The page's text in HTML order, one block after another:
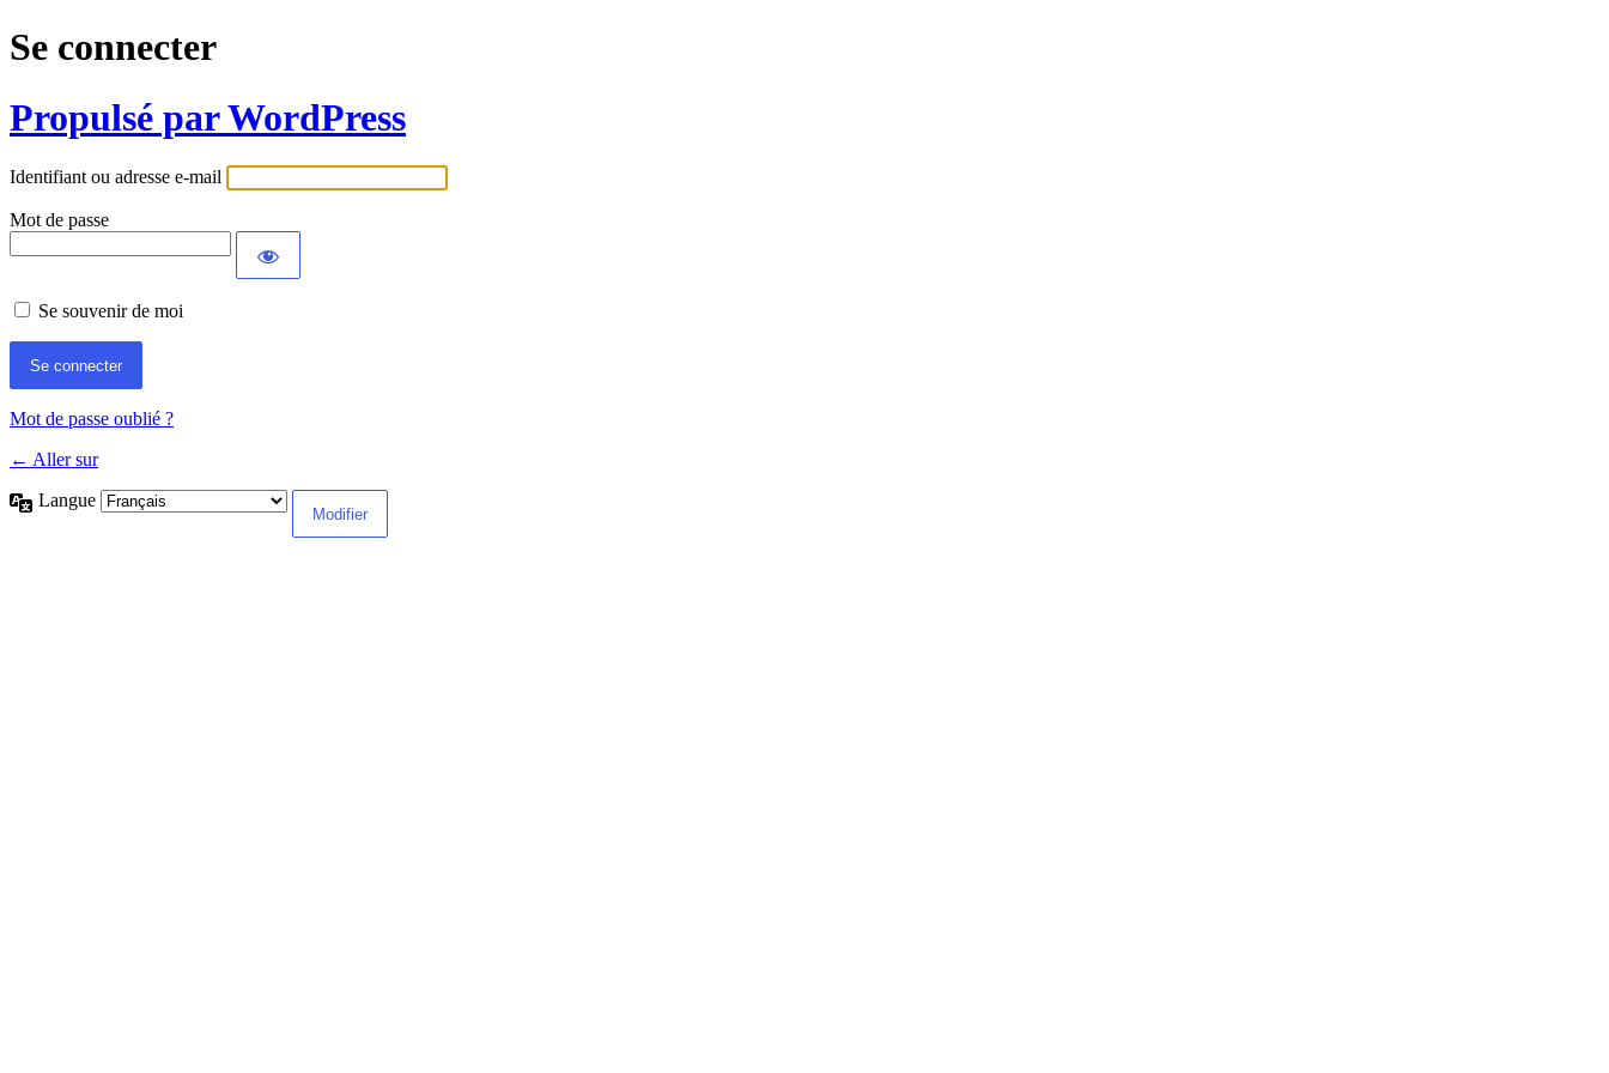
Se connecter
Propulsé par WordPress
Identifiant ou adresse e-mail
Mot de passe
Se souvenir de moi
Mot de passe oublié ?
← Aller sur
Langue